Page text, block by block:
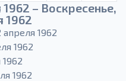
– Воскресенье,
1962
1962
1962
1962